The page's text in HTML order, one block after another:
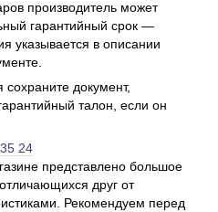
производитель может
гарантийный срок —
указывается в описании
документ,
талон, если он
24
представлено большое
друг от
Рекомендуем перед